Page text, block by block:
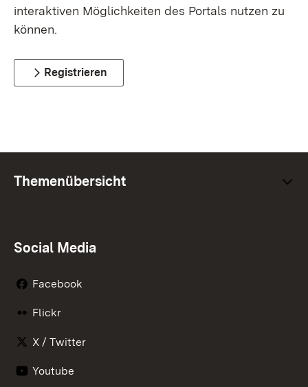
interaktiven Möglichkeiten des Portals nutzen zu
können.
Registrieren
Themenübersicht
Social Media
Facebook
Flickr
X / Twitter
Youtube